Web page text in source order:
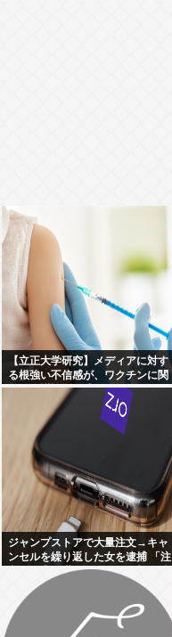
【立正大学研究】メディアに対す
る根強い不信感が、ワクチンに関
する陰謀論の形成につながってい
ジャンプストアで大量注文→キャ
ンセルを繰り返した女を逮捕 「注
文で欲求が満たされた」総額43億